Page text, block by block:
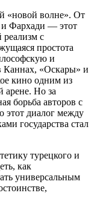
«новой волне». От
Фархади — этот
реализм с
простота
и
Каннах, «Оскары» и
кино одним из
арене. Но за
борьба авторов с
этот диалог между
государства стал
турецкого и
как
универсальным